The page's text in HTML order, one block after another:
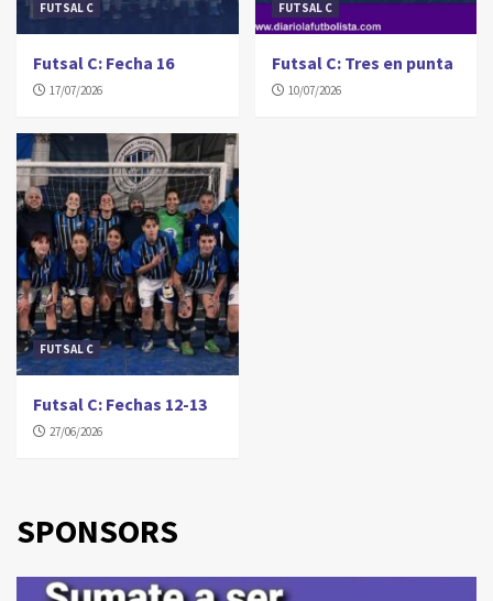
FUTSAL C
Futsal C: Fecha 16
17/07/2026
FUTSAL C
Futsal C: Tres en punta
10/07/2026
FUTSAL C
Futsal C: Fechas 12-13
27/06/2026
SPONSORS